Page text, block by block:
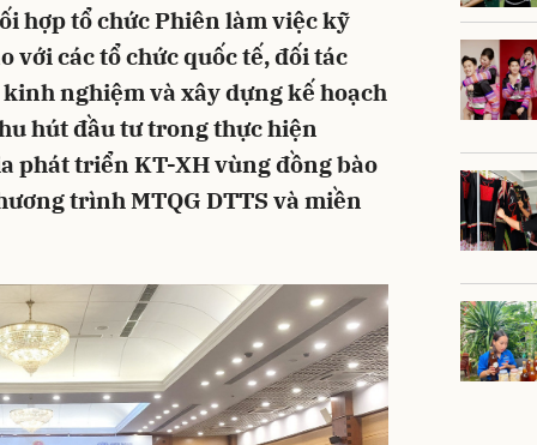
hợp tổ chức Phiên làm việc kỹ
các tổ chức quốc tế, đối tác
nghiệm và xây dựng kế hoạch
hút đầu tư trong thực hiện
phát triển KT-XH vùng đồng bào
trình MTQG DTTS và miền